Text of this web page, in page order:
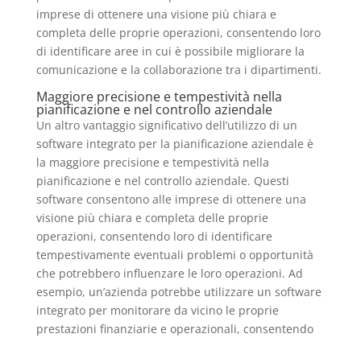
imprese di ottenere una visione più chiara e
completa delle proprie operazioni, consentendo loro
di identificare aree in cui è possibile migliorare la
comunicazione e la collaborazione tra i dipartimenti.
Maggiore precisione e tempestività nella
pianificazione e nel controllo aziendale
Un altro vantaggio significativo dell’utilizzo di un
software integrato per la pianificazione aziendale è
la maggiore precisione e tempestività nella
pianificazione e nel controllo aziendale. Questi
software consentono alle imprese di ottenere una
visione più chiara e completa delle proprie
operazioni, consentendo loro di identificare
tempestivamente eventuali problemi o opportunità
che potrebbero influenzare le loro operazioni. Ad
esempio, un’azienda potrebbe utilizzare un software
integrato per monitorare da vicino le proprie
prestazioni finanziarie e operazionali, consentendo